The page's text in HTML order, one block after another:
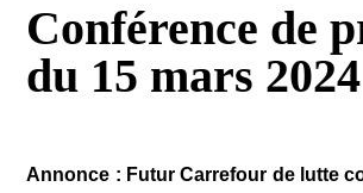
Conférence de
du 15 mars 2024
Annonce : Futur Carrefour de lutte